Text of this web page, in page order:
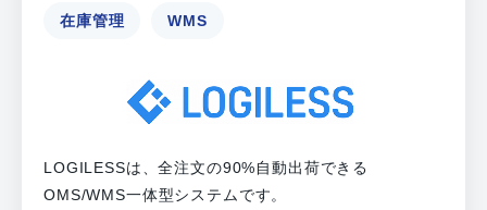
在庫管理 WMS
LOGILESSは、全注文の90%自動出荷できる
OMS/WMS一体型システムです。